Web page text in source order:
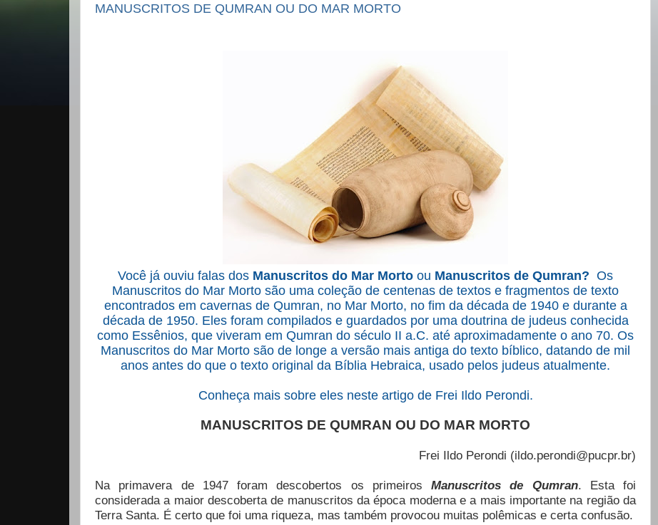
MANUSCRITOS DE QUMRAN OU DO MAR MORTO
Você já ouviu falas dos Manuscritos do Mar Morto ou Manuscritos de Qumran? Os
Manuscritos do Mar Morto são uma coleção de centenas de textos e fragmentos de texto
encontrados em cavernas de Qumran, no Mar Morto, no fim da década de 1940 e durante a
década de 1950. Eles foram compilados e guardados por uma doutrina de judeus conhecida
como Essênios, que viveram em Qumran do século II a.C. até aproximadamente o ano 70. Os
Manuscritos do Mar Morto são de longe a versão mais antiga do texto bíblico, datando de mil
anos antes do que o texto original da Bíblia Hebraica, usado pelos judeus atualmente.
Conheça mais sobre eles neste artigo de Frei Ildo Perondi.
MANUSCRITOS DE QUMRAN OU DO MAR MORTO
Frei Ildo Perondi (ildo.perondi@pucpr.br)
Na primavera de 1947 foram descobertos os primeiros Manuscritos de Qumran. Esta foi
considerada a maior descoberta de manuscritos da época moderna e a mais importante na região da
Terra Santa. É certo que foi uma riqueza, mas também provocou muitas polêmicas e certa confusão.